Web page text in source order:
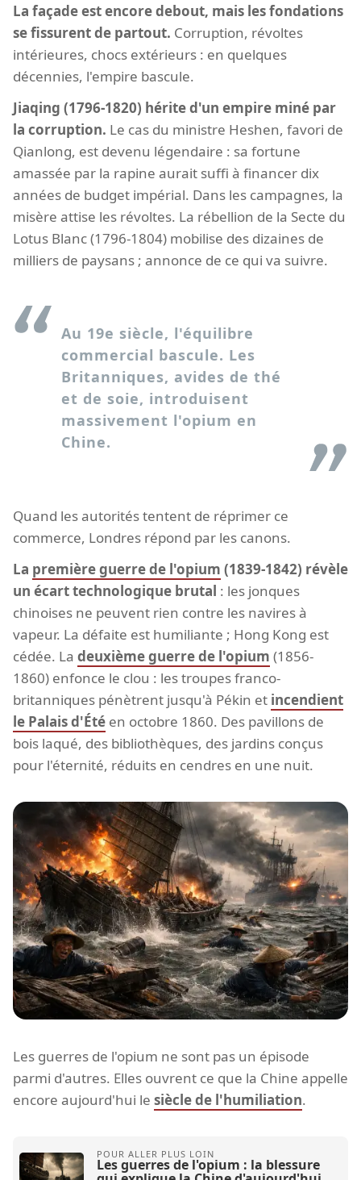
La façade est encore debout, mais les fondations
se fissurent de partout. Corruption, révoltes
intérieures, chocs extérieurs : en quelques
décennies, l'empire bascule.
Jiaqing (1796-1820) hérite d'un empire miné par
la corruption. Le cas du ministre Heshen, favori de
Qianlong, est devenu légendaire : sa fortune
amassée par la rapine aurait suffi à financer dix
années de budget impérial. Dans les campagnes, la
misère attise les révoltes. La rébellion de la Secte du
Lotus Blanc (1796-1804) mobilise des dizaines de
milliers de paysans ; annonce de ce qui va suivre.
Au 19e siècle, l'équilibre
commercial bascule. Les
Britanniques, avides de thé
et de soie, introduisent
massivement l'opium en
Chine.
Quand les autorités tentent de réprimer ce
commerce, Londres répond par les canons.
La première guerre de l'opium (1839-1842) révèle
un écart technologique brutal : les jonques
chinoises ne peuvent rien contre les navires à
vapeur. La défaite est humiliante ; Hong Kong est
cédée. La deuxième guerre de l'opium (1856-
1860) enfonce le clou : les troupes franco-
britanniques pénètrent jusqu'à Pékin et incendient
le Palais d'Été en octobre 1860. Des pavillons de
bois laqué, des bibliothèques, des jardins conçus
pour l'éternité, réduits en cendres en une nuit.
Les guerres de l'opium ne sont pas un épisode
parmi d'autres. Elles ouvrent ce que la Chine appelle
encore aujourd'hui le siècle de l'humiliation.
Les guerres de l'opium : la blessure